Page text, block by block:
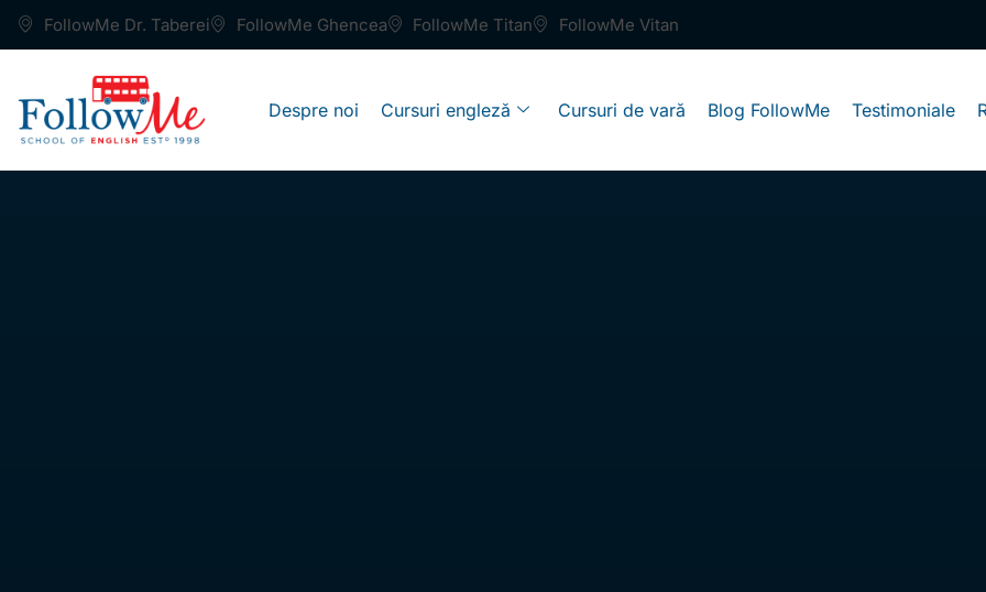
FollowMe Dr. Taberei FollowMe Ghencea FollowMe Titan FollowMe Vitan
Despre noi Cursuri engleză Cursuri de vară Blog FollowMe Testimoniale